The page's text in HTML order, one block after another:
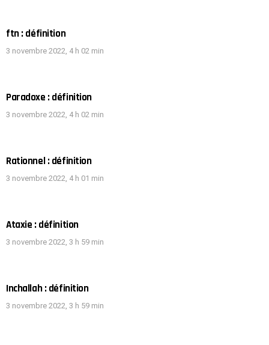
ftn : définition
3 novembre 2022, 4 h 02 min
Paradoxe : définition
3 novembre 2022, 4 h 02 min
Rationnel : définition
3 novembre 2022, 4 h 01 min
Ataxie : définition
3 novembre 2022, 3 h 59 min
Inchallah : définition
3 novembre 2022, 3 h 59 min